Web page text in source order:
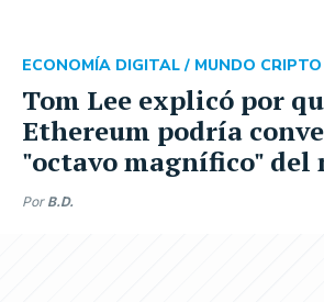
Tom Lee explicó por
Ethereum podría
"octavo magnífico" del
ECONOMÍA DIGITAL / MUNDO CRIPTO
Por B.D.